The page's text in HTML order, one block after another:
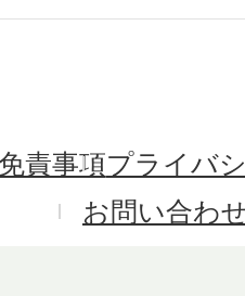
責事項プライバ
お問い合わ